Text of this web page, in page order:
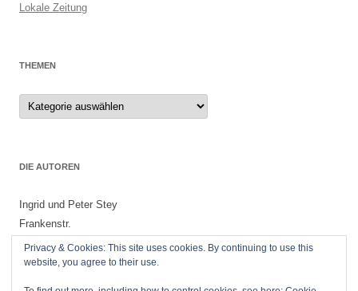
Lokale Zeitung
THEMEN
Themen
DIE AUTOREN
Ingrid und Peter Stey
Frankenstr.
55299 Nackenheim
Privacy & Cookies: This site uses cookies. By continuing to use this
website, you agree to their use.